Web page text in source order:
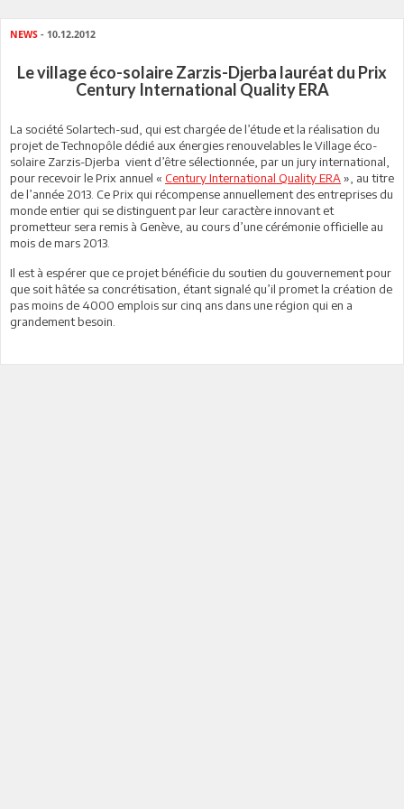
NEWS - 10.12.2012
Le village éco-solaire Zarzis-Djerba lauréat du Prix
Century International Quality ERA
La société Solartech-sud, qui est chargée de l’étude et la réalisation du
projet de Technopôle dédié aux énergies renouvelables le Village éco-
solaire Zarzis-Djerba vient d’être sélectionnée, par un jury international,
pour recevoir le Prix annuel « Century International Quality ERA », au titre
de l’année 2013. Ce Prix qui récompense annuellement des entreprises du
monde entier qui se distinguent par leur caractère innovant et
prometteur sera remis à Genève, au cours d’une cérémonie officielle au
mois de mars 2013.
Il est à espérer que ce projet bénéficie du soutien du gouvernement pour
que soit hâtée sa concrétisation, étant signalé qu’il promet la création de
pas moins de 4000 emplois sur cinq ans dans une région qui en a
grandement besoin.